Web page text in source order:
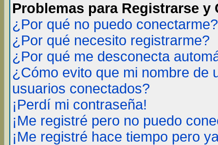
Problemas para Registrarse y
¿Por qué no puedo conectarme?
¿Por qué necesito registrarme?
¿Por qué me desconecta
¿Cómo evito que mi nombre de
usuarios conectados?
¡Perdí mi contraseña!
¡Me registré pero no puedo
¡Me registré hace tiempo pero